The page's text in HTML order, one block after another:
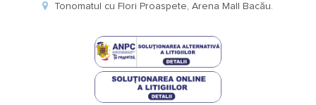
Tonomatul cu Flori Proaspete, Arena Mall Bacău.